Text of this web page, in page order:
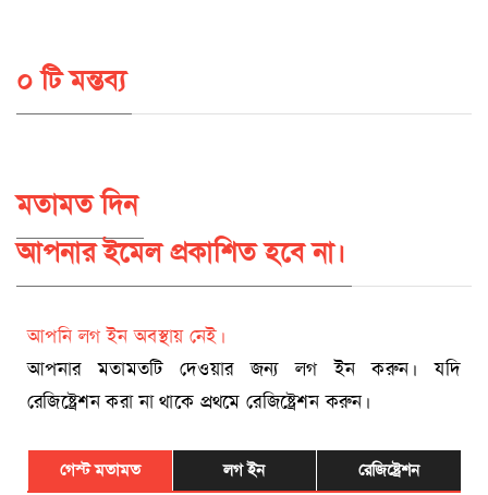
০ টি মন্তব্য
মতামত দিন
আপনার ইমেল প্রকাশিত হবে না।
আপনি লগ ইন অবস্থায় নেই।
আপনার মতামতটি দেওয়ার জন্য লগ ইন করুন। যদি
রেজিষ্ট্রেশন করা না থাকে প্রথমে রেজিষ্ট্রেশন করুন।
গেস্ট মতামত লগ ইন রেজিষ্ট্রেশন